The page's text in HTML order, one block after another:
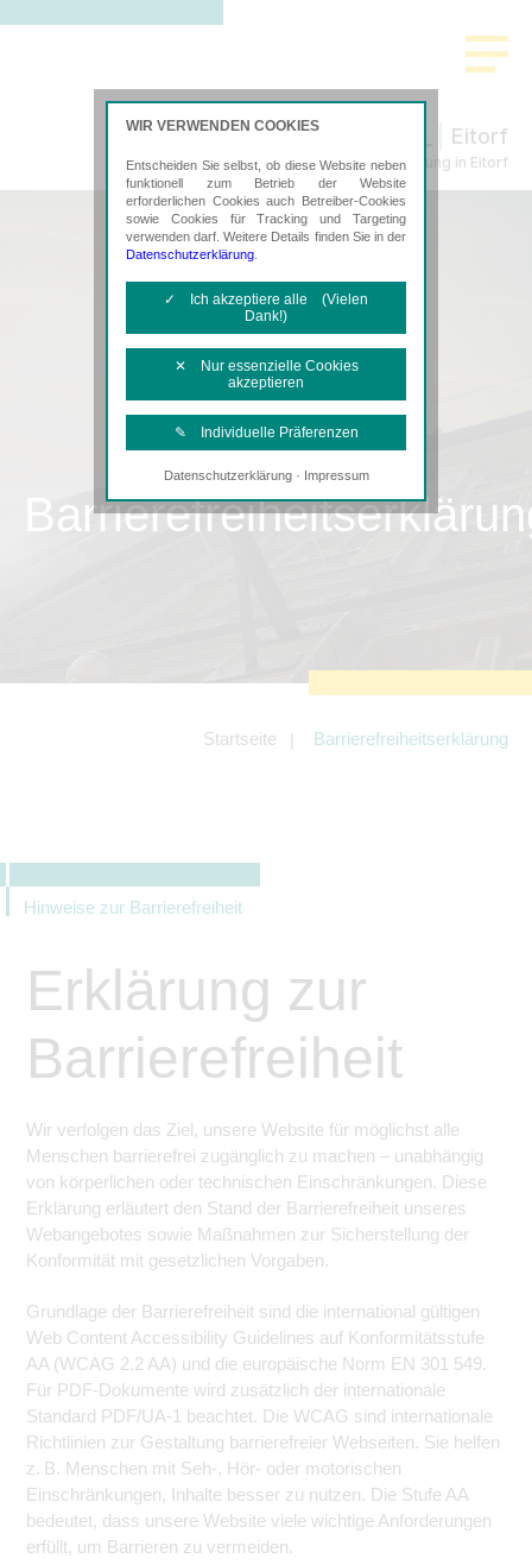
Eitorf
Steuerberatung in Eitorf
Startseite Barrierefreiheitserklärung
Hinweise zur Barrierefreiheit
Erklärung zur
Barrierefreiheit
Wir verfolgen das Ziel, unsere Website für möglichst alle
Menschen barrierefrei zugänglich zu machen – unabhängig
von körperlichen oder technischen Einschränkungen. Diese
Erklärung erläutert den Stand der Barrierefreiheit unseres
Webangebotes sowie Maßnahmen zur Sicherstellung der
Konformität mit gesetzlichen Vorgaben.
Grundlage der Barrierefreiheit sind die international gültigen
Web Content Accessibility Guidelines auf Konformitätsstufe
AA (WCAG 2.2 AA) und die europäische Norm EN 301 549.
Für PDF-Dokumente wird zusätzlich der internationale
Standard PDF/UA-1 beachtet. Die WCAG sind internationale
Richtlinien zur Gestaltung barrierefreier Webseiten. Sie helfen
z. B. Menschen mit Seh-, Hör- oder motorischen
Einschränkungen, Inhalte besser zu nutzen. Die Stufe AA
bedeutet, dass unsere Website viele wichtige Anforderungen
erfüllt, um Barrieren zu vermeiden.
WIR VERWENDEN COOKIES
Entscheiden Sie selbst, ob diese Website neben
funktionell zum Betrieb der Website
erforderlichen Cookies auch Betreiber-Cookies
sowie Cookies für Tracking und Targeting
verwenden darf. Weitere Details finden Sie in der
Datenschutzerklärung
✓ Ich akzeptiere alle (Vielen
Dank!)
✕ Nur essenzielle Cookies
akzeptieren
✎ Individuelle Präferenzen
Notwendige Cookies
Diese Cookies sind erforderlich, um die
grundlegende Funktionalität der Website
Angebotes einschließlich der
Angeboten von z.B. Facebook und
LinkedIn.
können.
Datenschutzerklärung· Impressum